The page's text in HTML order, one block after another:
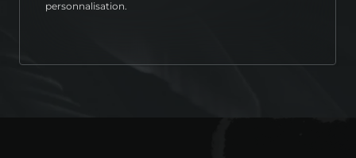
personnalisation.